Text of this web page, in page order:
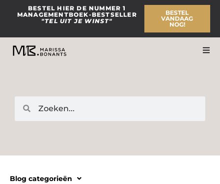
naar
inhoud
BESTEL HIER DE NUMMER 1
MANAGEMENTBOEK-BESTSELLER
"TEL UIT JE WINST"
BESTEL
VANDAAG
NOG!
Blog categorieën